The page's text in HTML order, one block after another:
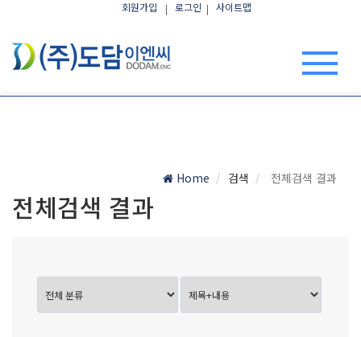
회원가입 로그인 사이트맵
Home 검색 전체검색 결과
전체검색 결과